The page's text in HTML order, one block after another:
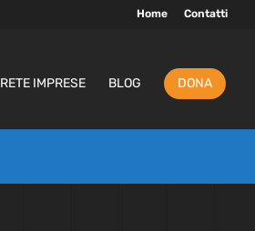
Home Contatti
RETE IMPRESE BLOG DONA